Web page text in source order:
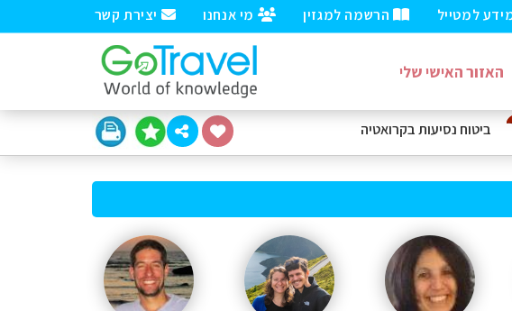
ביטוח נסיעותבקרואטיה
יצירת קשר מי אנחנו הרשמה למגזין למטייל
האזור האישי שלי